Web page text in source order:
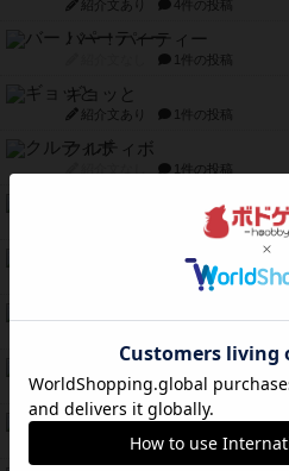
紹介文あり 4件の投稿
バー！パーティー
1件の投稿
ギョッと
紹介文あり 1件の投稿
クルティボ
1件の投稿
1件の投稿
ドブル：ポケットモンスター
4件の投稿
ファースト・イン・フライト
紹介文あり 3件の投稿
ダイススローン
紹介文なし 1件の投稿